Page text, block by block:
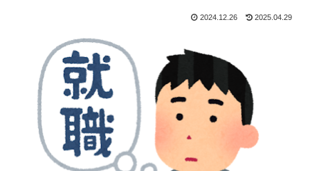
2024.12.26 2025.04.29